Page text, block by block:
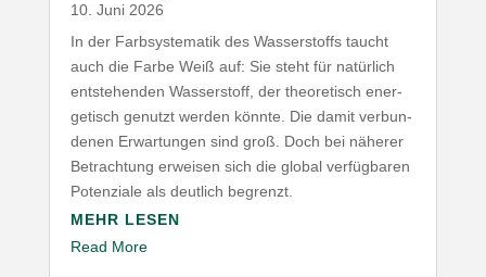
10. Juni 2026
In der Farb­sys­te­matik des Wasser­stoffs taucht
auch die Farbe Weiß auf: Sie steht für natürlich
entste­henden Wasser­stoff, der theo­re­tisch ener­
ge­tisch genutzt werden könnte. Die damit verbun­
denen Erwar­tungen sind groß. Doch bei näherer
Betrachtung erweisen sich die global verfüg­baren
Poten­ziale als deutlich begrenzt.
MEHR LESEN
Read More